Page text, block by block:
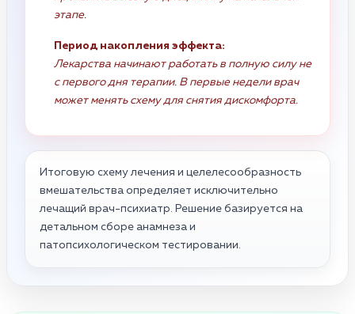
этапе.
Период накопления эффекта:
Лекарства начинают работать в полную силу не
с первого дня терапии. В первые недели врач
может менять схему для снятия дискомфорта.
Итоговую схему лечения и целелесообразность
вмешательства определяет исключительно
лечащий врач-психиатр. Решение базируется на
детальном сборе анамнеза и
патопсихологическом тестировании.